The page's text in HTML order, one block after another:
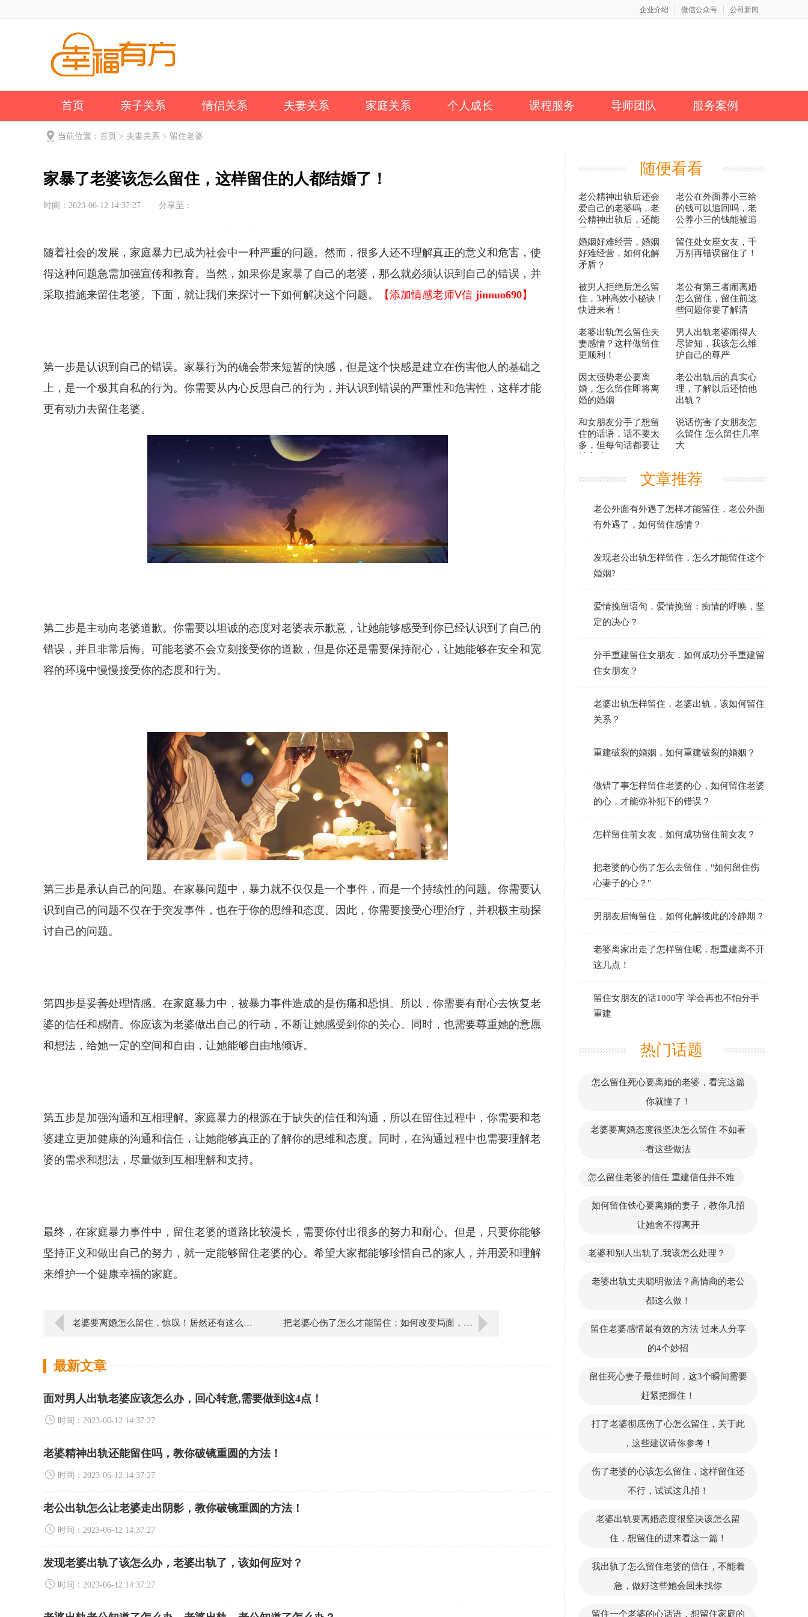
企业介绍 微信公众号 公司新闻
首页 亲子关系 情侣关系 夫妻关系 家庭关系 个人成长 课程服务 导师团队 服务案例
公司新闻 关于我们
当前位置： 首页 > 夫妻关系 > 留住老婆
家暴了老婆该怎么留住，这样留住的人都结婚了！
时间：2023-06-12 14:37:27 分享至：
随着社会的发展，家庭暴力已成为社会中一种严重的问题。然而，很多人还不理解真正的意义和危害，使
得这种问题急需加强宣传和教育。当然，如果你是家暴了自己的老婆，那么就必须认识到自己的错误，并
采取措施来留住老婆。下面，就让我们来探讨一下如何解决这个问题。
【添加情感老师Ⅴ信 jinnuo690】
第一步是认识到自己的错误。家暴行为的确会带来短暂的快感，但是这个快感是建立在伤害他人的基础之
上，是一个极其自私的行为。你需要从内心反思自己的行为，并认识到错误的严重性和危害性，这样才能
更有动力去留住老婆。
第二步是主动向老婆道歉。你需要以坦诚的态度对老婆表示歉意，让她能够感受到你已经认识到了自己的
错误，并且非常后悔。可能老婆不会立刻接受你的道歉，但是你还是需要保持耐心，让她能够在安全和宽
容的环境中慢慢接受你的态度和行为。
第三步是承认自己的问题。在家暴问题中，暴力就不仅仅是一个事件，而是一个持续性的问题。你需要认
识到自己的问题不仅在于突发事件，也在于你的思维和态度。因此，你需要接受心理治疗，并积极主动探
讨自己的问题。
第四步是妥善处理情感。在家庭暴力中，被暴力事件造成的是伤痛和恐惧。所以，你需要有耐心去恢复老
婆的信任和感情。你应该为老婆做出自己的行动，不断让她感受到你的关心。同时，也需要尊重她的意愿
和想法，给她一定的空间和自由，让她能够自由地倾诉。
第五步是加强沟通和互相理解。家庭暴力的根源在于缺失的信任和沟通，所以在留住过程中，你需要和老
婆建立更加健康的沟通和信任，让她能够真正的了解你的思维和态度。同时，在沟通过程中也需要理解老
婆的需求和想法，尽量做到互相理解和支持。
最终，在家庭暴力事件中，留住老婆的道路比较漫长，需要你付出很多的努力和耐心。但是，只要你能够
坚持正义和做出自己的努力，就一定能够留住老婆的心。希望大家都能够珍惜自己的家人，并用爱和理解
来维护一个健康幸福的家庭。
老婆要离婚怎么留住，惊叹！居然还有这么巧妙的留住技巧！ 把老婆心伤了怎么才能留住：如何改变局面，和心爱的人重新在一起！
最新文章
面对男人出轨老婆应该怎么办，回心转意,需要做到这4点！
时间：2023-06-12 14:37:27
老婆精神出轨还能留住吗，教你破镜重圆的方法！
时间：2023-06-12 14:37:27
老公出轨怎么让老婆走出阴影，教你破镜重圆的方法！
时间：2023-06-12 14:37:27
发现老婆出轨了该怎么办，老婆出轨了，该如何应对？
时间：2023-06-12 14:37:27
随便看看
老公精神出轨后还会
爱自己的老婆吗，老
公精神出轨后，还能
老公在外面养小三给
的钱可以追回吗，老
公养小三的钱能被追
婚姻好难经营，婚姻
好难经营，如何化解
矛盾？
留住处女座女友，千
万别再错误留住了！
被男人拒绝后怎么留
住，3种高效小秘诀！
快进来看！
老公有第三者闹离婚
怎么留住，留住前这
些问题你要了解清
老婆出轨怎么留住夫
妻感情？这样做留住
更顺利！
男人出轨老婆闹得人
尽皆知，我该怎么维
护自己的尊严
因太强势老公要离
婚，怎么留住即将离
婚的婚姻
老公出轨后的真实心
理，了解以后还怕他
出轨？
和女朋友分手了想留
住的话语，话不要太
多，但每句话都要让
说话伤害了女朋友怎
么留住 怎么留住几率
大
文章推荐
老公外面有外遇了怎样才能留住，老公外面
有外遇了，如何留住感情？
发现老公出轨怎样留住，怎么才能留住这个
婚姻?
爱情挽留语句，爱情挽留：痴情的呼唤，坚
定的决心？
分手重建留住女朋友，如何成功分手重建留
住女朋友？
老婆出轨怎样留住，老婆出轨，该如何留住
关系？
重建破裂的婚姻，如何重建破裂的婚姻？
做错了事怎样留住老婆的心，如何留住老婆
的心，才能弥补犯下的错误？
怎样留住前女友，如何成功留住前女友？
把老婆的心伤了怎么去留住，"如何留住伤
心妻子的心？"
男朋友后悔留住，如何化解彼此的冷静期？
老婆离家出走了怎样留住呢，想重建离不开
这几点！
留住女朋友的话1000字 学会再也不怕分手
重建
热门话题
怎么留住死心要离婚的老婆，看完这篇
你就懂了！
老婆要离婚态度很坚决怎么留住 不如看
看这些做法
怎么留住老婆的信任 重建信任并不难
如何留住铁心要离婚的妻子，教你几招
让她舍不得离开
老婆和别人出轨了,我该怎么处理？
老婆出轨丈夫聪明做法？高情商的老公
都这么做！
留住老婆感情最有效的方法 过来人分享
的4个妙招
留住死心妻子最佳时间，这3个瞬间需要
赶紧把握住！
打了老婆彻底伤了心怎么留住，关于此
，这些建议请你参考！
伤了老婆的心该怎么留住，这样留住还
不行，试试这几招！
老婆出轨要离婚态度很坚决该怎么留
住，想留住的进来看这一篇！
我出轨了怎么留住老婆的信任，不能着
急，做好这些她会回来找你
留住一个老婆的心话语，想留住家庭的